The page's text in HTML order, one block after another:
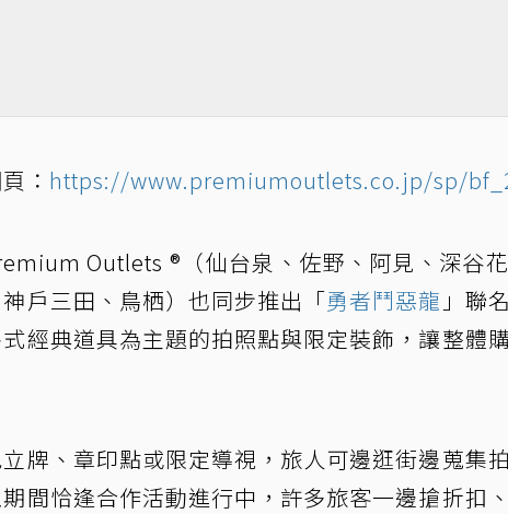
： https://www.premiumoutlets.co.jp/sp/
Outlets ®（仙台泉、佐野、阿見、深谷
戶三田、鳥栖）也同步推出「勇者鬥惡龍 」聯
經典道具為主題的拍照點與限定裝飾，讓整體
牌、章印點或限定導視，旅人可邊逛街邊蒐集
間恰逢合作活動進行中，許多旅客一邊搶折扣